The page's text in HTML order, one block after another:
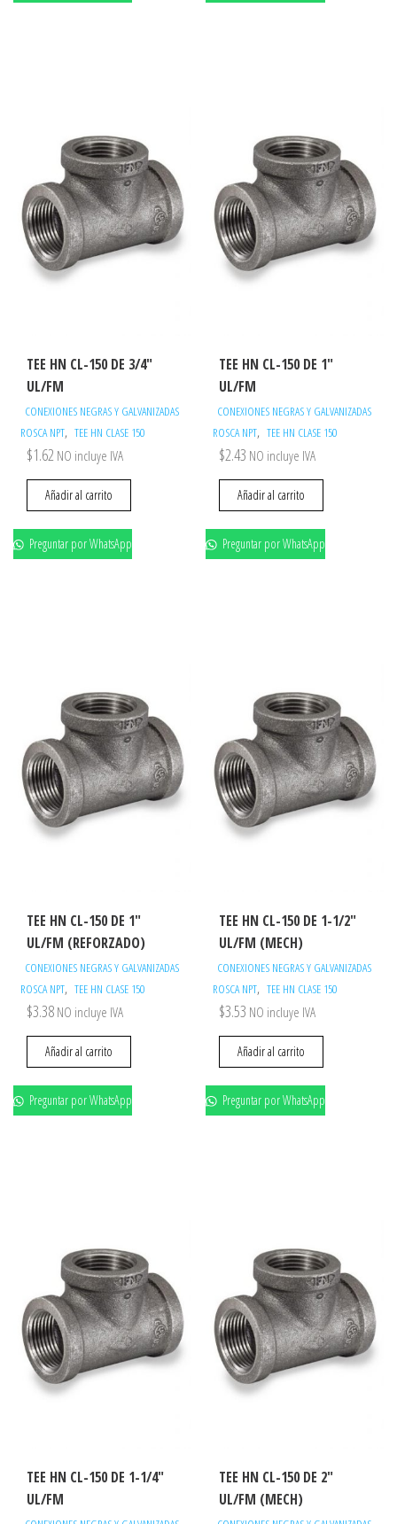
TEE HN CL-150 DE 3/4″
UL/FM
CONEXIONES NEGRAS Y GALVANIZADAS
ROSCA NPT, TEE HN CLASE 150
$1.62 NO incluye IVA
Añadir al carrito
Preguntar por WhatsApp
TEE HN CL-150 DE 1″
UL/FM
CONEXIONES NEGRAS Y GALVANIZADAS
ROSCA NPT, TEE HN CLASE 150
$2.43 NO incluye IVA
Añadir al carrito
Preguntar por WhatsApp
TEE HN CL-150 DE 1″
UL/FM (REFORZADO)
CONEXIONES NEGRAS Y GALVANIZADAS
ROSCA NPT, TEE HN CLASE 150
$3.38 NO incluye IVA
Añadir al carrito
Preguntar por WhatsApp
TEE HN CL-150 DE 1-1/2″
UL/FM (MECH)
CONEXIONES NEGRAS Y GALVANIZADAS
ROSCA NPT, TEE HN CLASE 150
$3.53 NO incluye IVA
Añadir al carrito
Preguntar por WhatsApp
TEE HN CL-150 DE 1-1/4″
UL/FM
TEE HN CL-150 DE 2″
UL/FM (MECH)